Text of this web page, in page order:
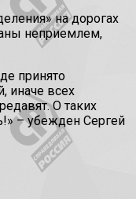
на дорогах
неприемлем,
принято
иначе всех
О таких
– убежден Сергей